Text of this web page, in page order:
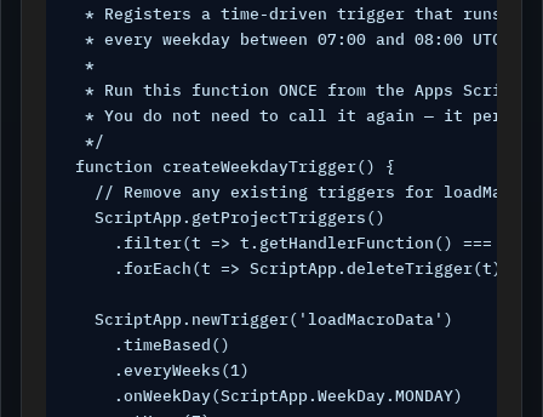
* Registers a time-driven trigger that runs
* every weekday between 07:00 and 08:00 UTC.
*
* Run this function ONCE from the Apps
* You do not need to call it again — it
*/
function createWeekdayTrigger() {
// Remove any existing triggers for
  ScriptApp.getProjectTriggers()
.filter(t => t.getHandlerFunction() ===
    .forEach(t => ScriptApp.deleteTrigger(t));
  ScriptApp.newTrigger('loadMacroData')
    .timeBased()
    .everyWeeks(1)
    .onWeekDay(ScriptApp.WeekDay.MONDAY)